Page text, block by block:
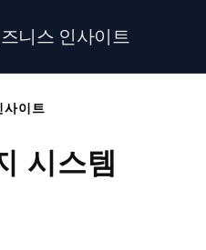
니스 인사이트
이트
시스템